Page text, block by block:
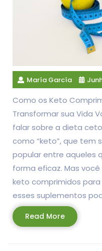
María García
Como os Keto
Transformar sua Vida
falar sobre a dieta
como “keto”, que tem
popular entre aqueles
forma eficaz. Mas
keto comprimidos
esses suplementos
Read MoreRead
More